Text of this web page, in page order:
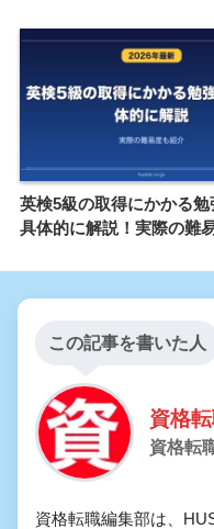
英検5級の取得にかかる勉
具体的に解説！実際の難
この記事を書いた人
資格
資格転
資格転職編集部は、